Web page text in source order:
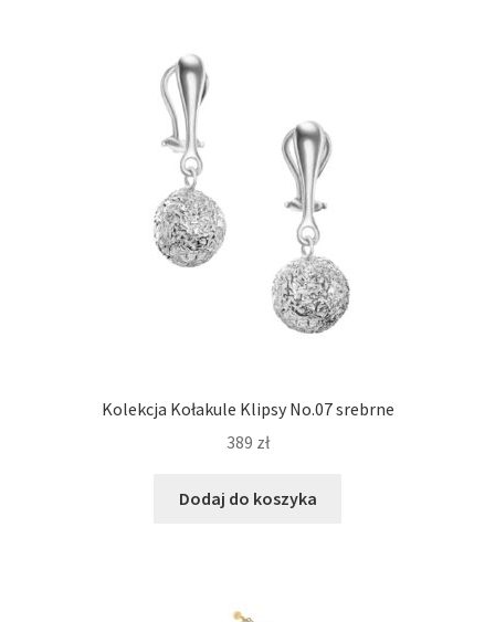
Kolekcja Kołakule Klipsy No.07 srebrne
389 zł
Dodaj do koszyka